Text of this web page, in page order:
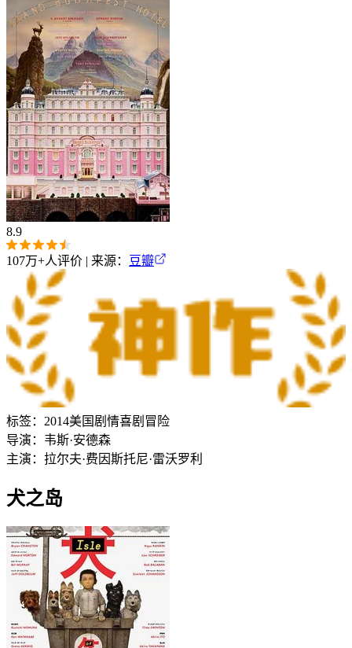
8.9
107万+人评价 | 来源： 豆瓣
标签： 2014美国 剧情喜剧 冒险
导演： 韦斯·安德森
主演： 拉尔夫·费因斯托尼·雷沃罗利
犬之岛